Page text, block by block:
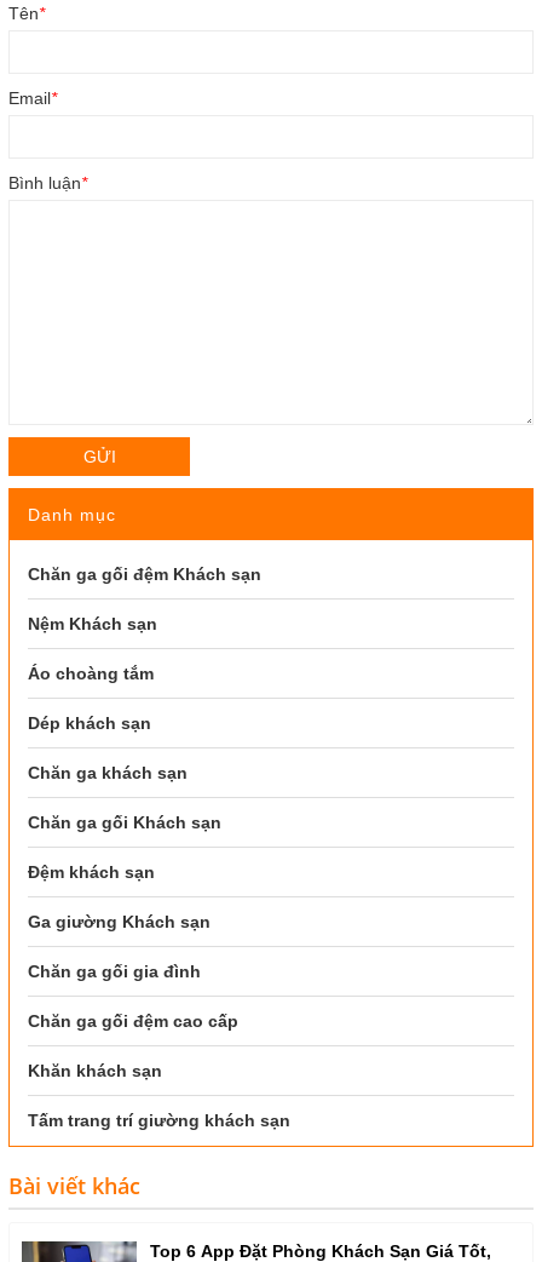
Tên*
Email*
Bình luận*
GỬI
Danh mục
Chăn ga gối đệm Khách sạn
Nệm Khách sạn
Áo choàng tắm
Dép khách sạn
Chăn ga khách sạn
Chăn ga gối Khách sạn
Đệm khách sạn
Ga giường Khách sạn
Chăn ga gối gia đình
Chăn ga gối đệm cao cấp
Khăn khách sạn
Tấm trang trí giường khách sạn
Bài viết khác
Top 6 App Đặt Phòng Khách Sạn Giá Tốt,